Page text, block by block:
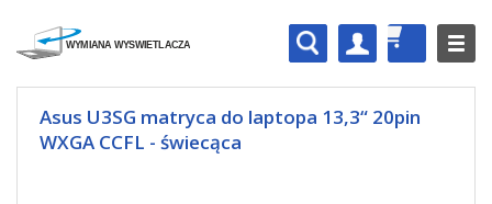
Asus U3SG matryca do laptopa 13,3“ 20pin
WXGA CCFL - świecąca